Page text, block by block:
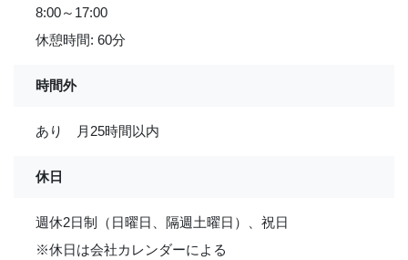
8:00～17:00
休憩時間: 60分
時間外
あり 月25時間以内
休日
週休2日制（日曜日、隔週土曜日）、祝日
※休日は会社カレンダーによる